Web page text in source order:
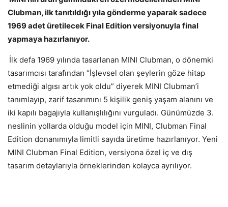
Clubman, ilk tanıtıldığı yıla gönderme yaparak sadece
1969 adet üretilecek Final Edition versiyonuyla final
yapmaya hazırlanıyor.
İlk defa 1969 yılında tasarlanan MINI Clubman, o dönemki
tasarımcısı tarafından “İşlevsel olan şeylerin göze hitap
etmediği algısı artık yok oldu” diyerek MINI Clubman’i
tanımlayıp, zarif tasarımını 5 kişilik geniş yaşam alanını ve
iki kapılı bagajıyla kullanışlılığını vurguladı. Günümüzde 3.
neslinin yollarda olduğu model için MINI, Clubman Final
Edition donanımıyla limitli sayıda üretime hazırlanıyor. Yeni
MINI Clubman Final Edition, versiyona özel iç ve dış
tasarım detaylarıyla örneklerinden kolayca ayrılıyor.